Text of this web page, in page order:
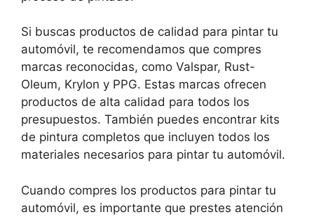
Si buscas productos de calidad para pintar tu
automóvil, te recomendamos que compres
marcas reconocidas, como Valspar, Rust-
Oleum, Krylon y PPG. Estas marcas ofrecen
productos de alta calidad para todos los
presupuestos. También puedes encontrar kits
de pintura completos que incluyen todos los
materiales necesarios para pintar tu automóvil.
Cuando compres los productos para pintar tu
automóvil, es importante que prestes atención